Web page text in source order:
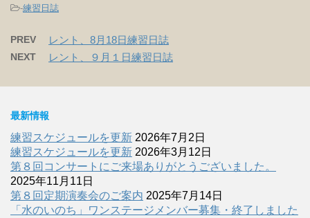
-練習日誌
PREV レント、8月18日練習日誌
NEXT レント、９月１日練習日誌
最新情報
練習スケジュールを更新 2026年7月2日
練習スケジュールを更新 2026年3月12日
第８回コンサートにご来場ありがとうございました。
2025年11月11日
第８回定期演奏会のご案内 2025年7月14日
「水のいのち」ワンステージメンバー募集・終了しました